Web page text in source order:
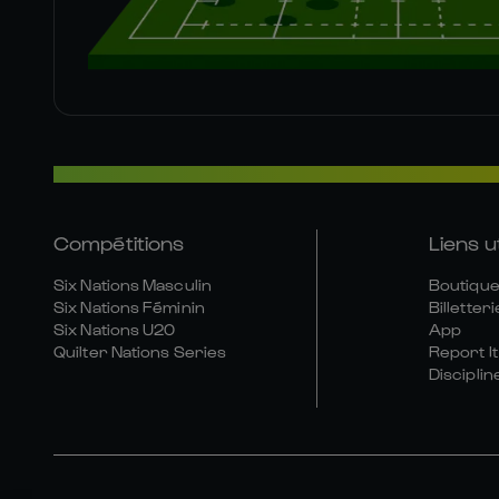
Compétitions
Six Nations Masculin
Six Nations Féminin
Six Nations U20
Quilter Nations Series
Liens
App
Report It